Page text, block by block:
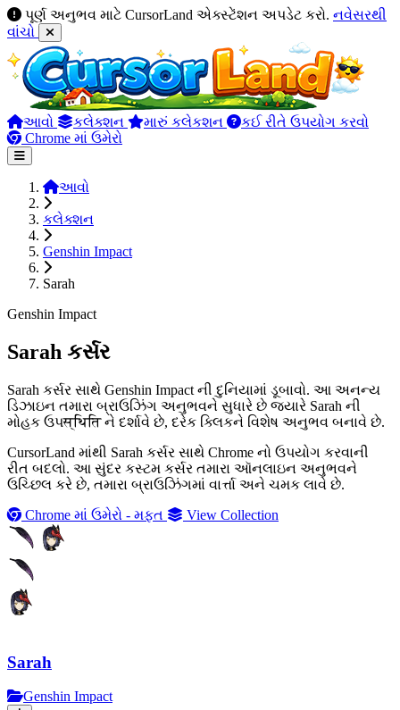
પૂર્ણ અનુભવ માટે CursorLand એક્સ્ટેંશન અપડેટ કરો. નવેસરથી
વાંચો
આવો કલેક્શન મારું કલેકશન
કઈ રીતે ઉપયોગ કરવો
Chrome માં ઉમેરો
આવો
કલેક્શન
Genshin Impact
Sarah
Genshin Impact
Sarah કર્સર
Sarah કર્સર સાથે Genshin Impact ની દુનિયામાં ડૂબાવો. આ અનન્ય
ડિઝાઇન તમારા બ્રાઉઝિંગ અનુભવને સુધારે છે જ્યારે Sarah ની
મોહક ઉપस्थिति ને દર્શાવે છે, દરેક ક્લિકને વિશેષ અનુભવ બનાવે છે.
CursorLand માંથી Sarah કર્સર સાથે Chrome નો ઉપયોગ કરવાની
રીત બદલો. આ સુંદર કસ્ટમ કર્સર તમારા ઑનલાઇન અનુભવને
ઉચ્છિલ કરે છે, તમારા બ્રાઉઝિંગમાં વાર્ત્તા અને ચમક લાવે છે.
Chrome માં ઉમેરો - મફત
View Collection
Sarah
Genshin Impact